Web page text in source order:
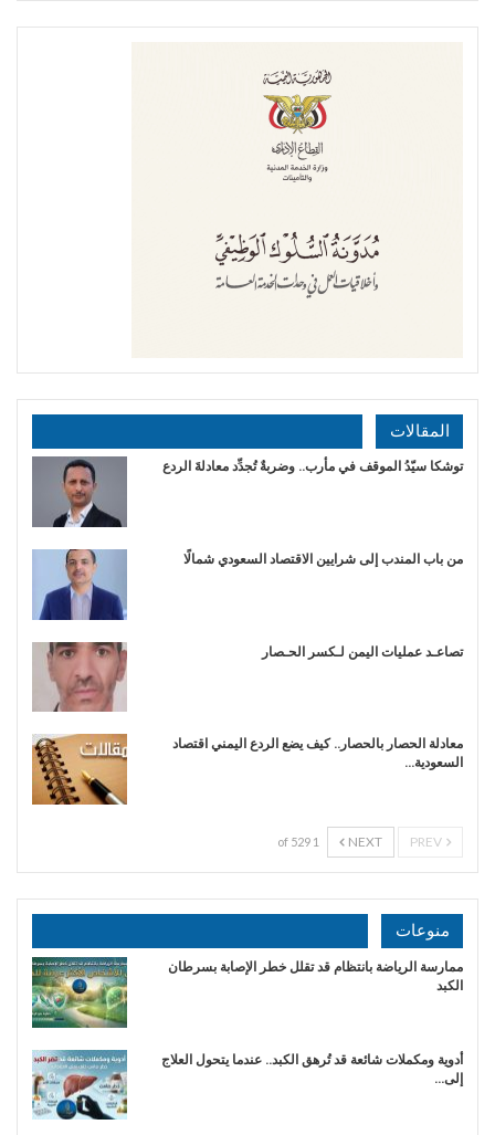
المقالات
توشكا سيّدُ الموقف في مأرب.. وضربةٌ تُجدِّد معادلةَ الردع
من باب المندب إلى شرايين الاقتصاد السعودي شمالًا
تصاعـد عمليات اليمن لـكسر الحـصار
معادلة الحصار بالحصار.. كيف يضع الردع اليمني اقتصاد
السعودية…
NEXT
1 of 529
منوعات
ممارسة الرياضة بانتظام قد تقلل خطر الإصابة بسرطان
الكبد
أدوية ومكملات شائعة قد تُرهق الكبد.. عندما يتحول العلاج
إلى…